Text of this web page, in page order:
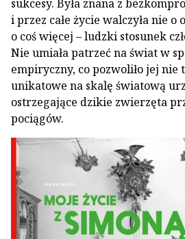
sukcesy. Była znana z
i przez całe życie walczyła nie
o coś więcej – ludzki stosunek
Nie umiała patrzeć na świat w
empiryczny, co pozwoliło jej
unikatowe na skalę światową
ostrzegające dzikie zwierzęta
pociągów.